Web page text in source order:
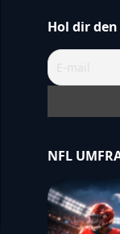
Hol dir
NFL